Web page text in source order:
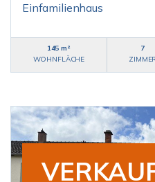
Einfamilienhaus
145 m²
WOHNFLÄCHE
7